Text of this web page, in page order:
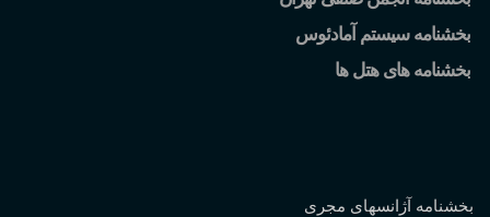
بخشنامه سیستم آمادئوس
بخشنامه های هتل ها
بخشنامه آژانسهای مجری